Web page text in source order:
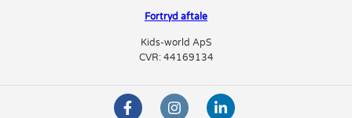
Fortryd aftale
Kids-world ApS
CVR: 44169134